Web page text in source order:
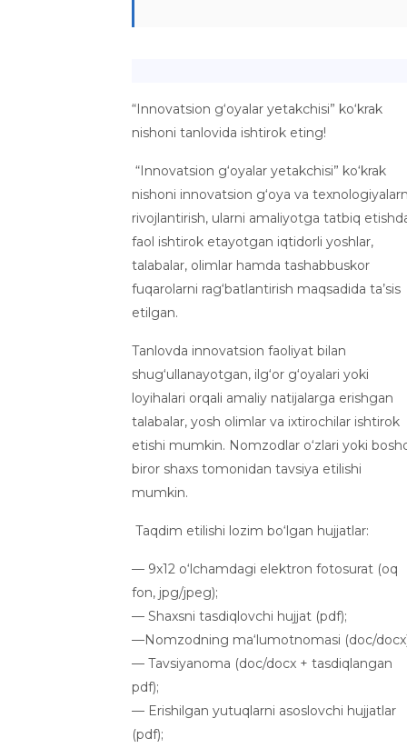
“Innovatsion g‘oyalar yetakchisi” ko‘krak
nishoni tanlovida ishtirok eting!
“Innovatsion g‘oyalar yetakchisi” ko‘krak
nishoni innovatsion g‘oya va
rivojlantirish, ularni amaliyotga tatbiq
faol ishtirok etayotgan iqtidorli yoshlar,
talabalar, olimlar hamda tashabbuskor
fuqarolarni rag‘batlantirish maqsadida ta’sis
etilgan.
Tanlovda innovatsion faoliyat bilan
shug‘ullanayotgan, ilg‘or g‘oyalari yoki
loyihalari orqali amaliy natijalarga erishgan
talabalar, yosh olimlar va ixtirochilar ishtirok
etishi mumkin. Nomzodlar o‘zlari yoki
biror shaxs tomonidan tavsiya etilishi
mumkin.
Taqdim etilishi lozim bo‘lgan hujjatlar:
— 9x12 o‘lchamdagi elektron fotosurat (oq
fon, jpg/jpeg);
— Shaxsni tasdiqlovchi hujjat (pdf);
—Nomzodning ma‘lumotnomasi (doc/
— Tavsiyanoma (doc/docx + tasdiqlangan
pdf);
— Erishilgan yutuqlarni asoslovchi hujjatlar
(pdf);